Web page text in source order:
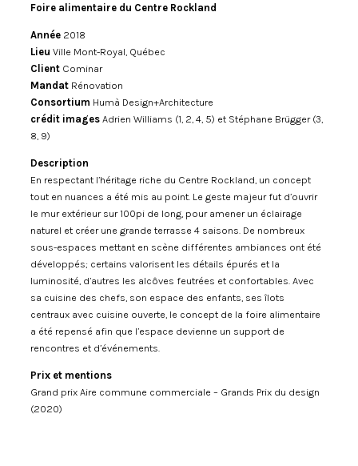
Foire alimentaire du Centre Rockland
Année 2018
Lieu Ville Mont-Royal, Québec
Client Cominar
Mandat Rénovation
Consortium Humà Design+Architecture
crédit images Adrien Williams (1, 2, 4, 5) et Stéphane Brügger (3,
8, 9)
Description
En respectant l’héritage riche du Centre Rockland, un concept
tout en nuances a été mis au point. Le geste majeur fut d’ouvrir
le mur extérieur sur 100pi de long, pour amener un éclairage
naturel et créer une grande terrasse 4 saisons. De nombreux
sous-espaces mettant en scène différentes ambiances ont été
développés; certains valorisent les détails épurés et la
luminosité, d’autres les alcôves feutrées et confortables. Avec
sa cuisine des chefs, son espace des enfants, ses îlots
centraux avec cuisine ouverte, le concept de la foire alimentaire
a été repensé afin que l’espace devienne un support de
rencontres et d’événements.
Prix et mentions
Grand prix Aire commune commerciale – Grands Prix du design
(2020)